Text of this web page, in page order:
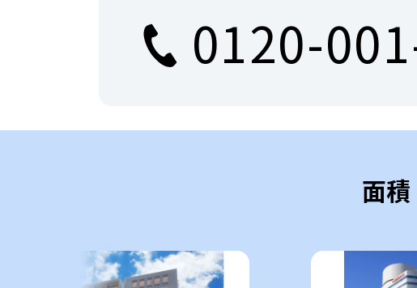
0120-
面